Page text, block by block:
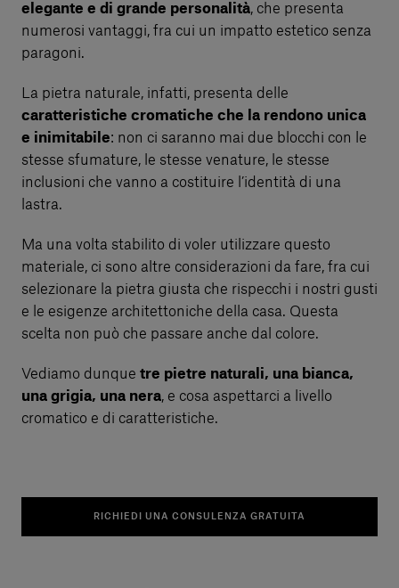
elegante e di grande personalità, che presenta
numerosi vantaggi, fra cui un impatto estetico senza
paragoni.
La pietra naturale, infatti, presenta delle
caratteristiche cromatiche che la rendono unica
e inimitabile: non ci saranno mai due blocchi con le
stesse sfumature, le stesse venature, le stesse
inclusioni che vanno a costituire l’identità di una
lastra.
Ma una volta stabilito di voler utilizzare questo
materiale, ci sono altre considerazioni da fare, fra cui
selezionare la pietra giusta che rispecchi i nostri gusti
e le esigenze architettoniche della casa. Questa
scelta non può che passare anche dal colore.
Vediamo dunque tre pietre naturali, una bianca,
una grigia, una nera, e cosa aspettarci a livello
cromatico e di caratteristiche.
RICHIEDI UNA CONSULENZA GRATUITA